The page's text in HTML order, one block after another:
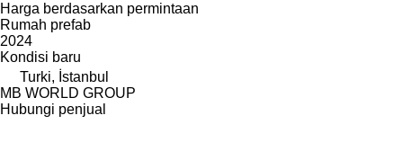
Harga berdasarkan permintaan
Rumah prefab
2024
Kondisi baru
Turki, İstanbul
MB WORLD GROUP
Hubungi penjual